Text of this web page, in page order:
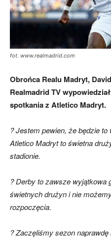
fot. www.realmadrid.com
Obrońca Realu Madryt,
Realmadrid TV
spotkania z Atletico Madryt.
? Jestem pewien, że będzie
Atletico Madryt to świetna
stadionie.
? Derby to zawsze wyjątkowa
świetnych drużyn i nie
rozpoczęcia.
? Zaczęliśmy sezon